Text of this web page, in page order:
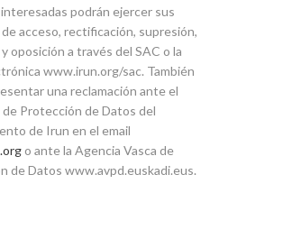
podrán ejercer sus
acceso, rectificación, supresión,
oposición a través del SAC o la
www.irun.org/sac. También
una reclamación ante el
Protección de Datos del
de Irun en el email
o ante la Agencia Vasca de
de Datos www.avpd.euskadi.eus.